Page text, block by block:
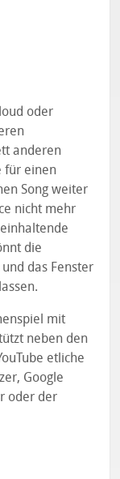
oder
anderen
für einen
Song weiter
nicht mehr
die
das Fenster
mit
neben den
etliche
Google
oder der